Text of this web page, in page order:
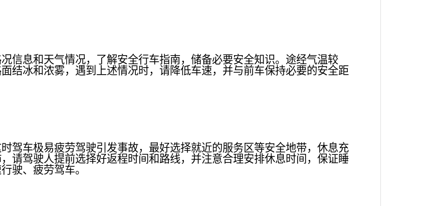
信息和天气情况，了解安全行车指南，储备必要安全知识。途经气温较
结冰和浓雾，遇到上述情况时，请降低车速，并与前车保持必要的安全距
驾车极易疲劳驾驶引发事故，最好选择就近的服务区等安全地带，休息充
请驾驶人提前选择好返程时间和路线，并注意合理安排休息时间，保证睡
驶、疲劳驾车。